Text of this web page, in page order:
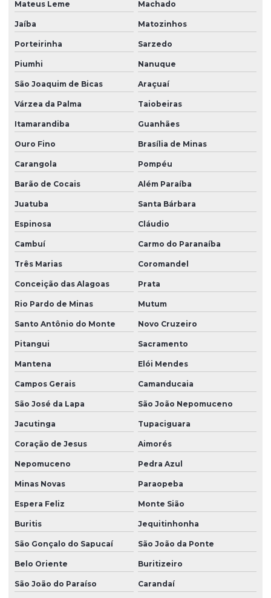
Mateus Leme Machado
Jaíba Matozinhos
Porteirinha Sarzedo
Piumhi Nanuque
São Joaquim de Bicas Araçuaí
Várzea da Palma Taiobeiras
Itamarandiba Guanhães
Ouro Fino Brasília de Minas
Carangola Pompéu
Barão de Cocais Além Paraíba
Juatuba Santa Bárbara
Espinosa Cláudio
Cambuí Carmo do Paranaíba
Três Marias Coromandel
Conceição das Alagoas Prata
Rio Pardo de Minas Mutum
Santo Antônio do Monte Novo Cruzeiro
Pitangui Sacramento
Mantena Elói Mendes
Campos Gerais Camanducaia
São José da Lapa São João Nepomuceno
Jacutinga Tupaciguara
Coração de Jesus Aimorés
Nepomuceno Pedra Azul
Minas Novas Paraopeba
Espera Feliz Monte Sião
Buritis Jequitinhonha
São Gonçalo do Sapucaí São João da Ponte
Belo Oriente Buritizeiro
São João do Paraíso Carandaí